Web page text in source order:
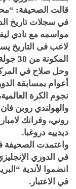
قالت الصحيفة:
مواسمه مع نادي
لاعب فى التاريخ
المكونة من 38 جولة.
أعوام بمسابقة
نجوم الكرة
والهولندي روبن
روني، وفرانك
ديدييه دروغبا.
واعتمدت الصحيفة
في الدوري
انضموا لأندية
في الاعتبار.